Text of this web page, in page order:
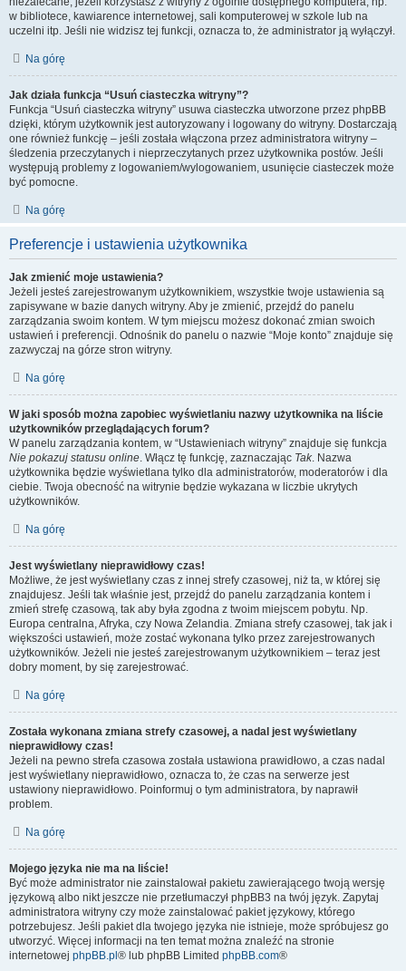
w bibliotece, kawiarence internetowej, sali komputerowej w szkole lub na
uczelni itp. Jeśli nie widzisz tej funkcji, oznacza to, że administrator ją wyłączył.
Na górę
Jak działa funkcja “Usuń ciasteczka witryny”?
Funkcja “Usuń ciasteczka witryny” usuwa ciasteczka utworzone przez phpBB
dzięki, którym użytkownik jest autoryzowany i logowany do witryny. Dostarczają
one również funkcję – jeśli została włączona przez administratora witryny –
śledzenia przeczytanych i nieprzeczytanych przez użytkownika postów. Jeśli
występują problemy z logowaniem/wylogowaniem, usunięcie ciasteczek może
być pomocne.
Na górę
Preferencje i ustawienia użytkownika
Jak zmienić moje ustawienia?
Jeżeli jesteś zarejestrowanym użytkownikiem, wszystkie twoje ustawienia są
zapisywane w bazie danych witryny. Aby je zmienić, przejdź do panelu
zarządzania swoim kontem. W tym miejscu możesz dokonać zmian swoich
ustawień i preferencji. Odnośnik do panelu o nazwie “Moje konto” znajduje się
zazwyczaj na górze stron witryny.
Na górę
W jaki sposób można zapobiec wyświetlaniu nazwy użytkownika na liście
użytkowników przeglądających forum?
W panelu zarządzania kontem, w “Ustawieniach witryny” znajduje się funkcja
Nie pokazuj statusu online. Włącz tę funkcję, zaznaczając Tak. Nazwa
użytkownika będzie wyświetlana tylko dla administratorów, moderatorów i dla
ciebie. Twoja obecność na witrynie będzie wykazana w liczbie ukrytych
użytkowników.
Na górę
Jest wyświetlany nieprawidłowy czas!
Możliwe, że jest wyświetlany czas z innej strefy czasowej, niż ta, w której się
znajdujesz. Jeśli tak właśnie jest, przejdź do panelu zarządzania kontem i
zmień strefę czasową, tak aby była zgodna z twoim miejscem pobytu. Np.
Europa centralna, Afryka, czy Nowa Zelandia. Zmiana strefy czasowej, tak jak i
większości ustawień, może zostać wykonana tylko przez zarejestrowanych
użytkowników. Jeżeli nie jesteś zarejestrowanym użytkownikiem – teraz jest
dobry moment, by się zarejestrować.
Na górę
Została wykonana zmiana strefy czasowej, a nadal jest wyświetlany
nieprawidłowy czas!
Jeżeli na pewno strefa czasowa została ustawiona prawidłowo, a czas nadal
jest wyświetlany nieprawidłowo, oznacza to, że czas na serwerze jest
ustawiony nieprawidłowo. Poinformuj o tym administratora, by naprawił
problem.
Na górę
Mojego języka nie ma na liście!
Być może administrator nie zainstalował pakietu zawierającego twoją wersję
językową albo nikt jeszcze nie przetłumaczył phpBB3 na twój język. Zapytaj
administratora witryny czy może zainstalować pakiet językowy, którego
potrzebujesz. Jeśli pakiet dla twojego języka nie istnieje, może spróbujesz go
utworzyć. Więcej informacji na ten temat można znaleźć na stronie
internetowej phpBB.pl ® lub phpBB Limited phpBB.com®